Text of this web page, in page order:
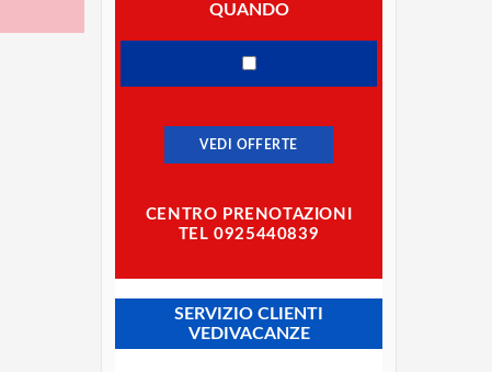
QUANDO
VEDI OFFERTE
CENTRO PRENOTAZIONI
TEL 0925440839
SERVIZIO CLIENTI
VEDIVACANZE